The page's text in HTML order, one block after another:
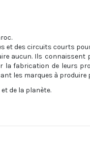
et des circuits courts
aucun. Ils
fabrication de leurs
les marques à produire
de la planète.